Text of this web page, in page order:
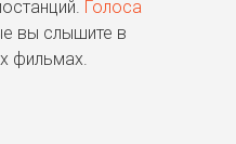
Голоса
вы слышите в
фильмах.